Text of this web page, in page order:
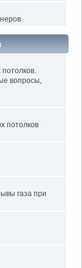
вопросы,
потолков
газа при